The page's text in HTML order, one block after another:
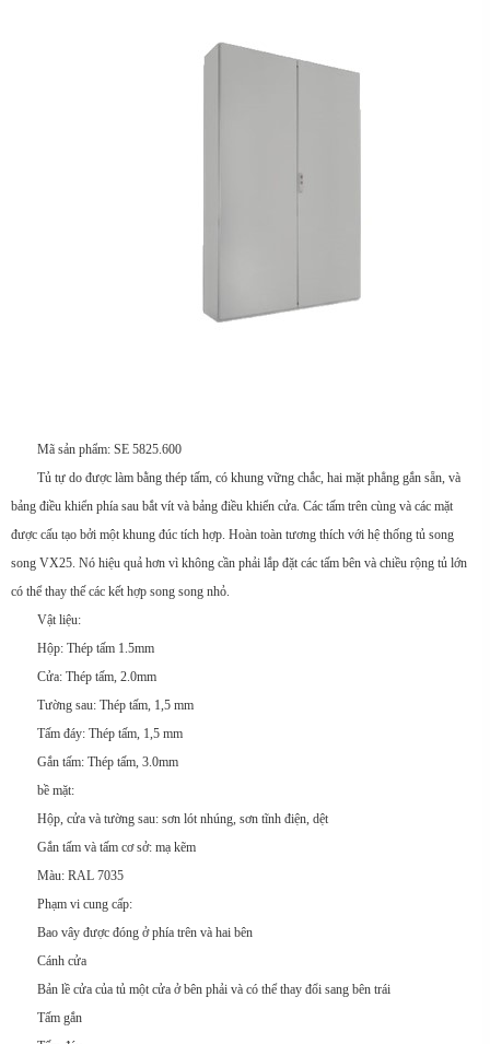
Mã sản phẩm: SE 5825.600
Tủ tự do được làm bằng thép tấm, có khung vững chắc, hai mặt phẳng gắn sẵn, và
bảng điều khiển phía sau bắt vít và bảng điều khiển cửa. Các tấm trên cùng và các mặt
được cấu tạo bởi một khung đúc tích hợp. Hoàn toàn tương thích với hệ thống tủ song
song VX25. Nó hiệu quả hơn vì không cần phải lắp đặt các tấm bên và chiều rộng tủ lớn
có thể thay thế các kết hợp song song nhỏ.
Vật liệu:
Hộp: Thép tấm 1.5mm
Cửa: Thép tấm, 2.0mm
Tường sau: Thép tấm, 1,5 mm
Tấm đáy: Thép tấm, 1,5 mm
Gắn tấm: Thép tấm, 3.0mm
bề mặt:
Hộp, cửa và tường sau: sơn lót nhúng, sơn tĩnh điện, dệt
Gắn tấm và tấm cơ sở: mạ kẽm
Màu: RAL 7035
Phạm vi cung cấp:
Bao vây được đóng ở phía trên và hai bên
Cánh cửa
Bản lề cửa của tủ một cửa ở bên phải và có thể thay đổi sang bên trái
Tấm gắn